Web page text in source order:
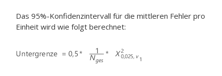
Das 95%-Konfidenzintervall für die mittleren Fehler pro
Einheit wird wie folgt berechnet: